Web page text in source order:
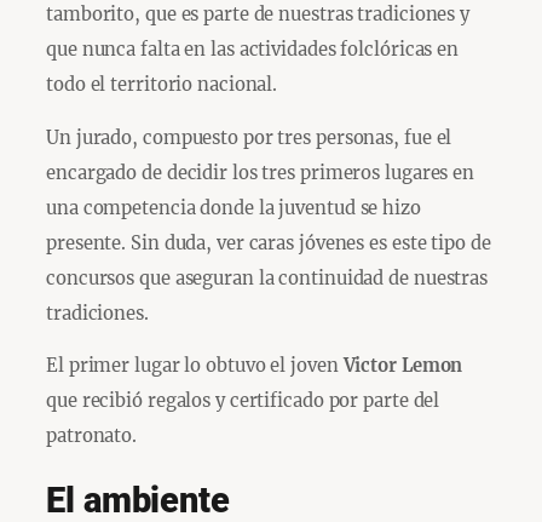
tamborito, que es parte de nuestras tradiciones y
que nunca falta en las actividades folclóricas en
todo el territorio nacional.
Un jurado, compuesto por tres personas, fue el
encargado de decidir los tres primeros lugares en
una competencia donde la juventud se hizo
presente. Sin duda, ver caras jóvenes es este tipo de
concursos que aseguran la continuidad de nuestras
tradiciones.
El primer lugar lo obtuvo el jovenVictor Lemon
que recibió regalos y certificado por parte del
patronato.
El ambiente